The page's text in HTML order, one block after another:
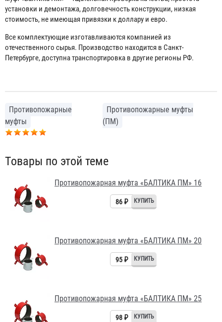
установки и демонтажа, долговечность конструкции, низкая
стоимость, не имеющая привязки к доллару и евро.
Все комплектующие изготавливаются компанией из
отечественного сырья. Производство находится в Санкт-
Петербурге, доступна транспортировка в другие регионы РФ.
Противопожарные
муфты
Противопожарные муфты
(ПМ)
Товары по этой теме
Противопожарная муфта «БАЛТИКА ПМ» 16
86 ₽
Противопожарная муфта «БАЛТИКА ПМ» 20
95 ₽
Противопожарная муфта «БАЛТИКА ПМ» 25
98 ₽